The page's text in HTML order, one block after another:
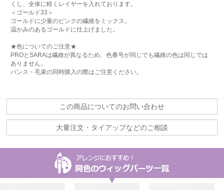
くし、全体に軽くレイヤーを入れております。
＜ゴールド33＞
ゴールドに少量のピンクの繊維をミックス。
温かみのあるゴールドに仕上げました。
★色についてのご注意★
PROとSARAは繊維が異なるため、色番号が同じでも繊維の色は同じでは
ありません。
バンス・毛束の同時購入の際はご注意ください。
この商品についてのお問い合わせ
大量注文・タイアップなどのご相談